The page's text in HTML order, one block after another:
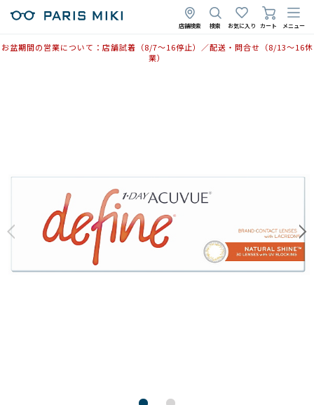
店舗検索 検索 お気に入り カート メニュー
お盆期間の営業について：店舗試着（8/7〜16停止）／配送・問合せ（8/13〜16休
業）